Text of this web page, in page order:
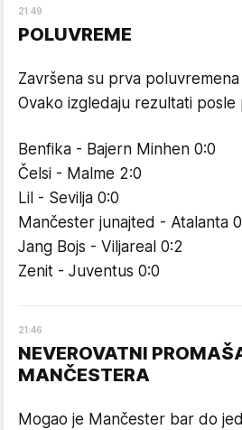
21:49
POLUVREME
Završena su prva
Ovako izgledaju rezultati posle
Benfika - Bajern Minhen 0:0
Čelsi - Malme 2:0
Lil - Sevilja 0:0
Mančester junajted - Atalanta
Jang Bojs - Viljareal 0:2
Zenit - Juventus 0:0
21:46
NEVEROVATNI
MANČESTERA
Mogao je Mančester bar do